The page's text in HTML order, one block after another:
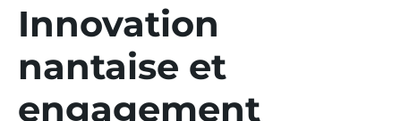
Innovation
nantaise et
engagement